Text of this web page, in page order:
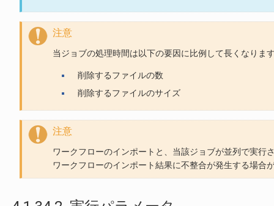
注意
当ジョブの処理時間は以下の要因に比例して長くなりま
削除するファイルの数
削除するファイルのサイズ
注意
ワークフローのインポートと、当該ジョブが並列で実行
ワークフローのインポート結果に不整合が発生する場合